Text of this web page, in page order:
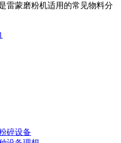
雷蒙磨粉机适用的常见物料分
碎设备